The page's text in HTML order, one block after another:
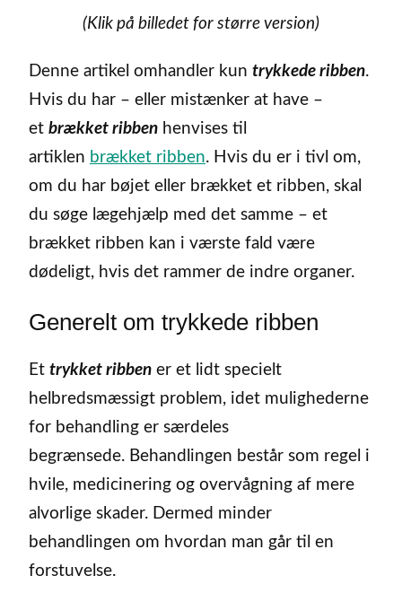
(Klik på billedet for større version)
Denne artikel omhandler kun trykkede ribben.
Hvis du har – eller mistænker at have –
et brækket ribben henvises til
artiklen brækket ribben. Hvis du er i tivl om,
om du har bøjet eller brækket et ribben, skal
du søge lægehjælp med det samme – et
brækket ribben kan i værste fald være
dødeligt, hvis det rammer de indre organer.
Generelt om trykkede ribben
Et trykket ribben er et lidt specielt
helbredsmæssigt problem, idet mulighederne
for behandling er særdeles
begrænsede. Behandlingen består som regel i
hvile, medicinering og overvågning af mere
alvorlige skader. Dermed minder
behandlingen om hvordan man går til en
forstuvelse.